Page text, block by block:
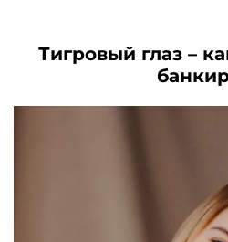
Тигровый глаз –